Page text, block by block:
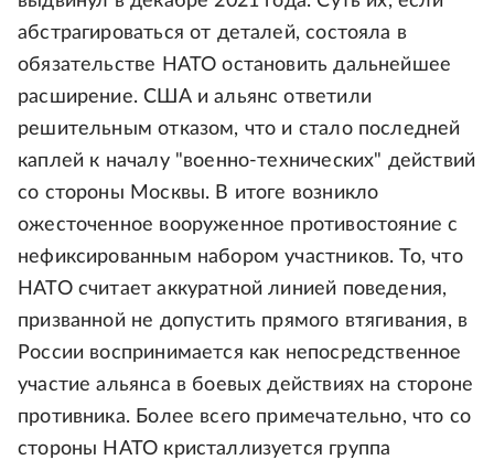
абстрагироваться от деталей, состояла в
обязательстве НАТО остановить дальнейшее
расширение. США и альянс ответили
решительным отказом, что и стало последней
каплей к началу "военно-технических" действий
со стороны Москвы. В итоге возникло
ожесточенное вооруженное противостояние с
нефиксированным набором участников. То, что
НАТО считает аккуратной линией поведения,
призванной не допустить прямого втягивания, в
России воспринимается как непосредственное
участие альянса в боевых действиях на стороне
противника. Более всего примечательно, что со
стороны НАТО кристаллизуется группа